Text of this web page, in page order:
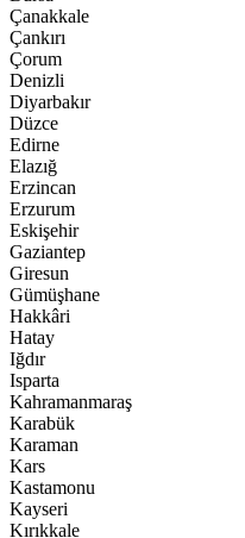
Çanakkale
Çankırı
Çorum
Denizli
Diyarbakır
Düzce
Edirne
Elazığ
Erzincan
Erzurum
Eskişehir
Gaziantep
Giresun
Gümüşhane
Hakkâri
Hatay
Iğdır
Isparta
Kahramanmaraş
Karabük
Karaman
Kars
Kastamonu
Kayseri
Kırıkkale